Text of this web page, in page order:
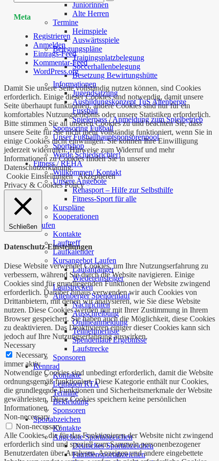
Juniorinnen
Alte Herren
Termine
Heimspiele
Auswärtsspiele
Belegungspläne
Trainingsplatzbelegung
Soccerhallenbelegung
Besetzung Bewirtungshütte
Informationen
Jugendsatzung
Ausbildungskonzept TuS Altenberge
Fussball
Spielerpass / Anmeldung zum Spielbetrieb
Sponsoring Fußball
Unser Fußballhauptsponsorenpool
Sportshop
Werde Schiedsrichter!
Fitness / REHA
Willkommen/ Kontakt
Unsere Angebote
Rehasport – Hilfe zur Selbsthilfe
Fitness-Sport für alle
Kurspläne
Kooperationen
Laufen
Kontakte
Lauftreff
Laufkalender
Kursangebot Laufen
Laufanfänger
Wiedereinsteiger
Laufstrecken
Altenberger Spendenlauf
Nachrichten
Ausschreibung
Onlineanmeldung
Teilnehmerliste
Spendenlauf Ergebnisse
Laufstrecke
Sponsoren
Rennrad
Kontakte
Leitfaden RTA
Termine
Bekleidung
Sponsoren
Sportabzeichen
Kontakte
Angebote Sportabzeichen
Deutsches Sportabzeichen
Familiensportabzeichen
Meta
Registrieren
Anmelden
Eintrags-Feed
Kommentar-Feed
WordPress.org
Damit Sie unsere Seite vollständig nutzen können, sind Cookies
erforderlich. Einige dieser Cookies sind notwendig, damit unsere
Seite überhaupt funktioniert, andere Cookies sind nur für ein
komfortables Nutzungserlebnis oder unsere Statistiken erforderlich.
Bitte stimmen Sie all unseren Cookies zu und beachten Sie, dass
unsere Seite für Sie nicht mehr vollständig funktioniert, wenn Sie in
einige Cookies nicht einwilligen. Sie können Ihre Einwilligung
jederzeit widerrufen. Hinweise zum Widerruf und mehr
Informationen zu Cookies finden Sie in unserer
Datenschutzerklärung.
Cookie Einstellungen Akzeptieren
Privacy & Cookies Policy
Schließen
Datenschutz-Einstellungen
Diese Website verwendet Cookies, um Ihre Nutzungserfahrung zu
verbessern, während Sie durch die Website navigieren. Einige
Cookies sind für grundlegenden Funktionen der Website zwingend
erforderlich. Darüber hinaus verwenden wir auch Cookies von
Drittanbietern, mit denen wir analysieren, wie Sie diese Website
nutzen. Diese Cookies werden nur mit Ihrer Zustimmung in Ihrem
Browser gespeichert. Sie haben auch die Möglichkeit, diese Cookies
zu deaktivieren. Das Deaktivieren einiger dieser Cookies kann sich
jedoch auf Ihre Nutzungserfahrung auswirken.
Necessary
Necessary
immer aktiv
Notwendige Cookies sind unbedingt erforderlich, damit die Website
ordnungsgemäß funktioniert. Diese Kategorie enthält nur Cookies,
die grundlegende Funktionen und Sicherheitsmerkmale der Website
gewährleisten. Diese Cookies speichern keine persönlichen
Informationen.
Non-necessary
Non-necessary
Alle Cookies, die für das Funktionieren der Website nicht zwingend
erforderlich sind und speziell zum Sammeln personenbezogener
Benutzerdaten über Analysen, Anzeigen und andere eingebettete